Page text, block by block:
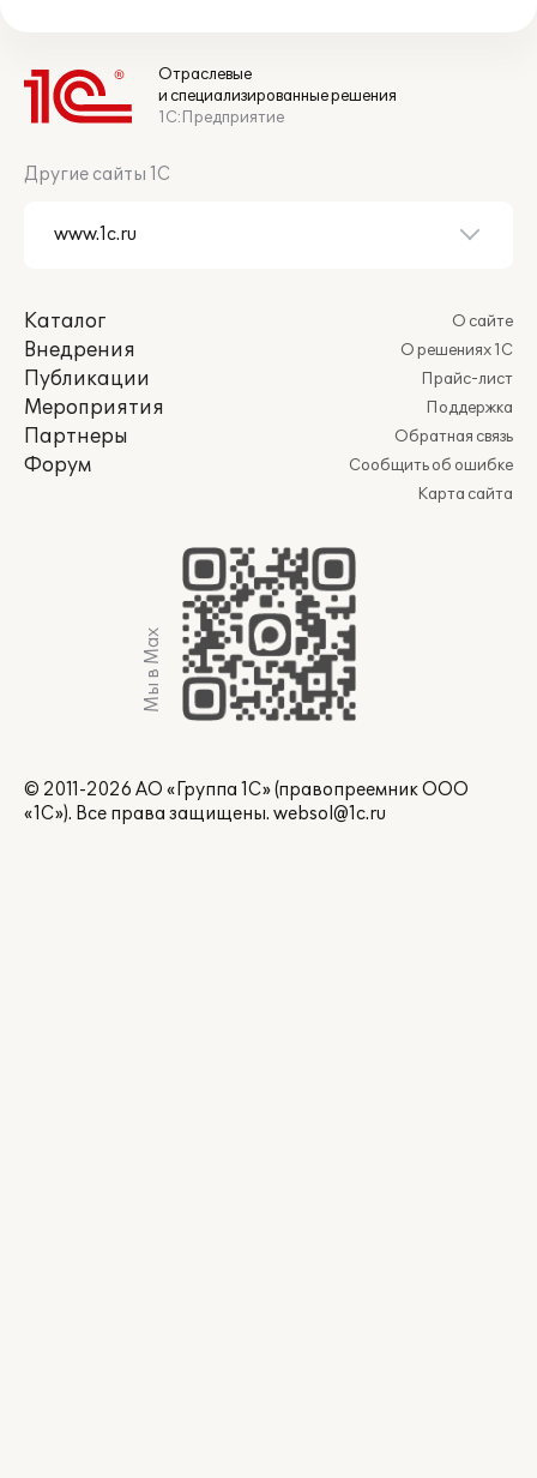
Отраслевые
и специализированные решения
1С:Предприятие
Другие сайты 1С
Каталог
Внедрения
Публикации
Мероприятия
Партнеры
Форум
О сайте
О решениях 1С
Прайс-лист
Поддержка
Обратная связь
Сообщить об ошибке
Карта сайта
Мы в Max
© 2011-2026 АО «Группа 1С» (правопреемник ООО
«1С»). Все права защищены. websol@1c.ru